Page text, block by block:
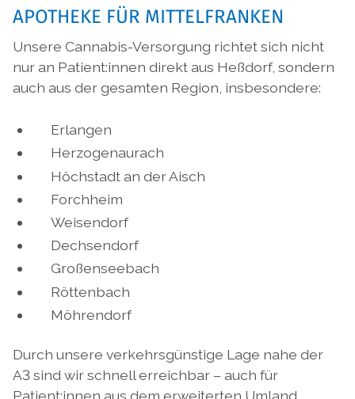
APOTHEKE FÜR MITTELFRANKEN
Unsere Cannabis-Versorgung richtet sich nicht
nur an Patient:innen direkt aus Heßdorf, sondern
auch aus der gesamten Region, insbesondere:
Erlangen
Herzogenaurach
Höchstadt an der Aisch
Forchheim
Weisendorf
Dechsendorf
Großenseebach
Röttenbach
Möhrendorf
Durch unsere verkehrsgünstige Lage nahe der
A3 sind wir schnell erreichbar – auch für
Patient:innen aus dem erweiterten Umland.